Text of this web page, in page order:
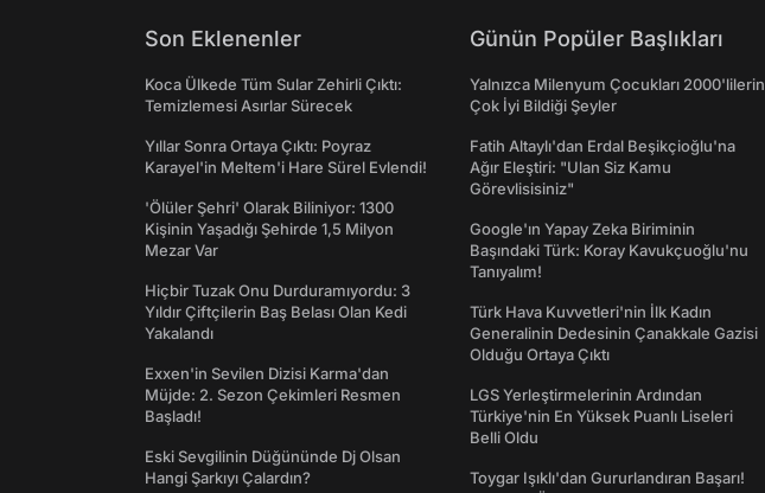
Son Eklenenler
Koca Ülkede Tüm Sular Zehirli Çıktı:
Temizlemesi Asırlar Sürecek
Yıllar Sonra Ortaya Çıktı: Poyraz
Karayel'in Meltem'i Hare Sürel Evlendi!
'Ölüler Şehri' Olarak Biliniyor: 1300
Kişinin Yaşadığı Şehirde 1,5 Milyon
Mezar Var
Hiçbir Tuzak Onu Durduramıyordu: 3
Yıldır Çiftçilerin Baş Belası Olan Kedi
Yakalandı
Exxen'in Sevilen Dizisi Karma'dan
Müjde: 2. Sezon Çekimleri Resmen
Başladı!
Eski Sevgilinin Düğününde Dj Olsan
Hangi Şarkıyı Çalardın?
Günün Popüler Başlıkları
Yalnızca Milenyum Çocukları 2000'lilerin
Çok İyi Bildiği Şeyler
Fatih Altaylı'dan Erdal Beşikçioğlu'na
Ağır Eleştiri: "Ulan Siz Kamu
Görevlisisiniz"
Google'ın Yapay Zeka Biriminin
Başındaki Türk: Koray Kavukçuoğlu'nu
Tanıyalım!
Türk Hava Kuvvetleri'nin İlk Kadın
Generalinin Dedesinin Çanakkale Gazisi
Olduğu Ortaya Çıktı
LGS Yerleştirmelerinin Ardından
Türkiye'nin En Yüksek Puanlı Liseleri
Belli Oldu
Toygar Işıklı'dan Gururlandıran Başarı!